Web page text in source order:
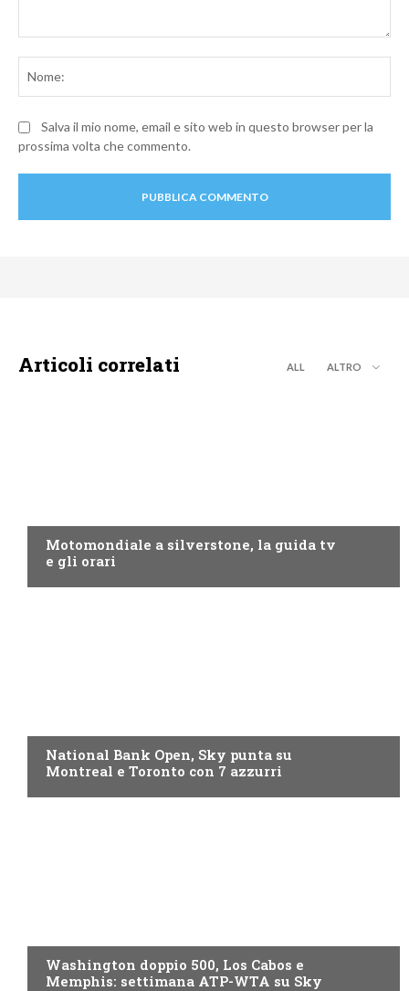
Salva il mio nome, email e sito web in questo browser per la
prossima volta che commento.
Articoli correlati ALL ALTRO
Motomondiale a silverstone, la guida tv
e gli orari
National Bank Open, Sky punta su
Montreal e Toronto con 7 azzurri
Washington doppio 500, Los Cabos e
Memphis: settimana ATP-WTA su Sky